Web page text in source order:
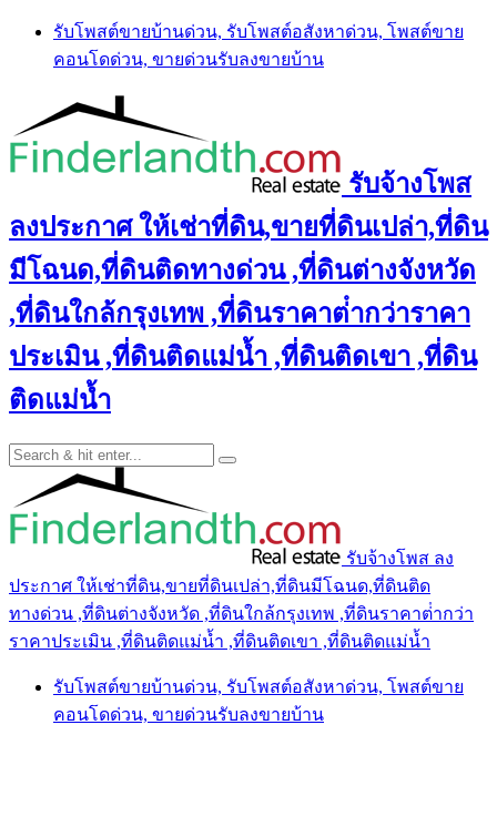
Skip
content
รับโพสต์ขายบ้านด่วน, รับโพสต์อสังหาด่วน, โพสต์ขาย
คอนโดด่วน, ขายด่วนรับลงขายบ้าน
รับจ้างโพส
ลงประกาศ ให้เช่าที่ดิน,ขายที่ดินเปล่า,ที่ดิน
มีโฉนด,ที่ดินติดทางด่วน ,ที่ดินต่างจังหวัด
,ที่ดินใกล้กรุงเทพ ,ที่ดินราคาต่ํากว่าราคา
ประเมิน ,ที่ดินติดแม่น้ำ ,ที่ดินติดเขา ,ที่ดิน
ติดแม่น้ำ
รับจ้างโพส ลง
ประกาศ ให้เช่าที่ดิน,ขายที่ดินเปล่า,ที่ดินมีโฉนด,ที่ดินติด
ทางด่วน ,ที่ดินต่างจังหวัด ,ที่ดินใกล้กรุงเทพ ,ที่ดินราคาต่ํากว่า
ราคาประเมิน ,ที่ดินติดแม่น้ำ ,ที่ดินติดเขา ,ที่ดินติดแม่น้ำ
รับโพสต์ขายบ้านด่วน, รับโพสต์อสังหาด่วน, โพสต์ขาย
คอนโดด่วน, ขายด่วนรับลงขายบ้าน